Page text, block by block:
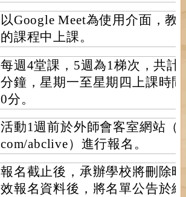
以Google Meet為使用介面，教
的課程中上課。
每週4堂課，5週為1梯次，共計
分鐘，星期一至星期四上課時
0分。
活動1週前於外師會客室網站
com/abclive）進行報名。
報名截止後，承辦學校將刪除
效報名資料後，將名單公告於